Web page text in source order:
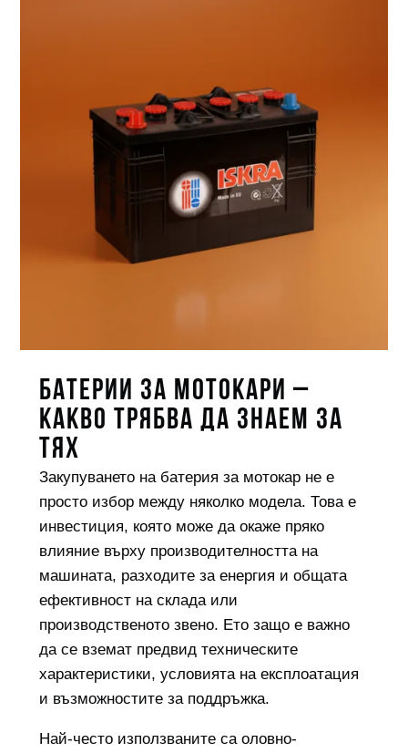
БАТЕРИИ ЗА МОТОКАРИ –
КАКВО ТРЯБВА ДА ЗНАЕМ ЗА
ТЯХ
Закупуването на батерия за мотокар не е
просто избор между няколко модела. Това е
инвестиция, която може да окаже пряко
влияние върху производителността на
машината, разходите за енергия и общата
ефективност на склада или
производственото звено. Ето защо е важно
да се вземат предвид техническите
характеристики, условията на експлоатация
и възможностите за поддръжка.
Най-често използваните са оловно-